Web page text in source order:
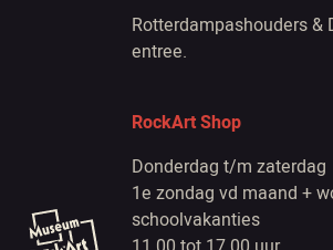
Rotterdampashouders &
entree.
RockArt Shop
Donderdag t/m zaterdag
1e zondag vd maand +
schoolvakanties